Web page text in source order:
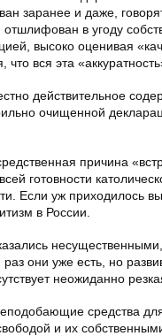
заранее и даже,
в угоду
высоко оценивая
вся эта
действительное
очищенной
причина
готовности
Если уж приходилось
в России.
раз они уже есть, но
неожиданно
средства
и их